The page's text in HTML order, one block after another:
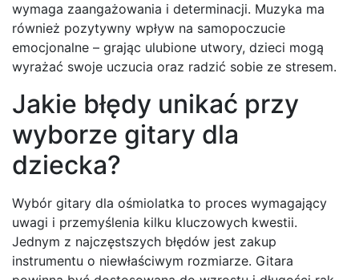
wymaga zaangażowania i determinacji. Muzyka ma
również pozytywny wpływ na samopoczucie
emocjonalne – grając ulubione utwory, dzieci mogą
wyrażać swoje uczucia oraz radzić sobie ze stresem.
Jakie błędy unikać przy
wyborze gitary dla
dziecka?
Wybór gitary dla ośmiolatka to proces wymagający
uwagi i przemyślenia kilku kluczowych kwestii.
Jednym z najczęstszych błędów jest zakup
instrumentu o niewłaściwym rozmiarze. Gitara